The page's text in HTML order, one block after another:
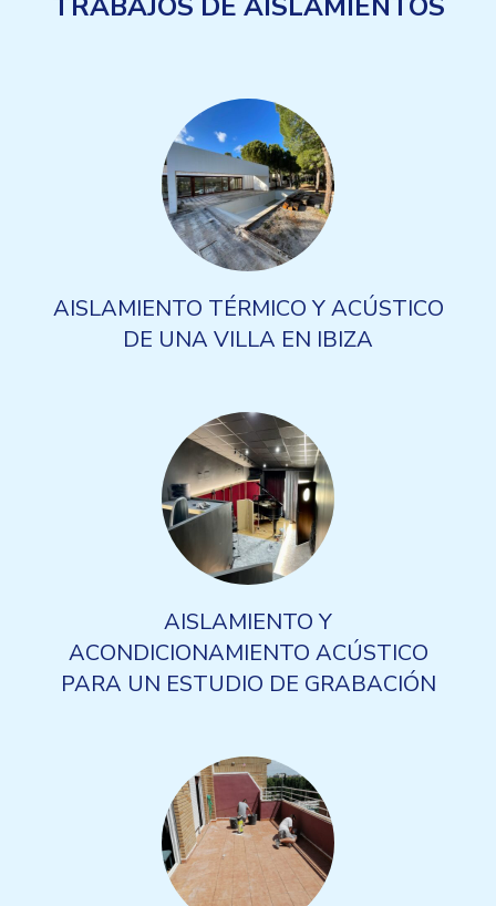
AISLAMIENTO TÉRMICO Y ACÚSTICO
DE UNA VILLA EN IBIZA
AISLAMIENTO Y
ACONDICIONAMIENTO ACÚSTICO
PARA UN ESTUDIO DE GRABACIÓN